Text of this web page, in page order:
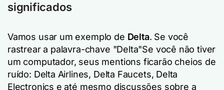
significados
Vamos usar um exemplo de Delta. Se você
rastrear a palavra-chave "Delta"Se você não tiver
um computador, seus mentions ficarão cheios de
ruído: Delta Airlines, Delta Faucets, Delta
Electronics e até mesmo discussões sobre a